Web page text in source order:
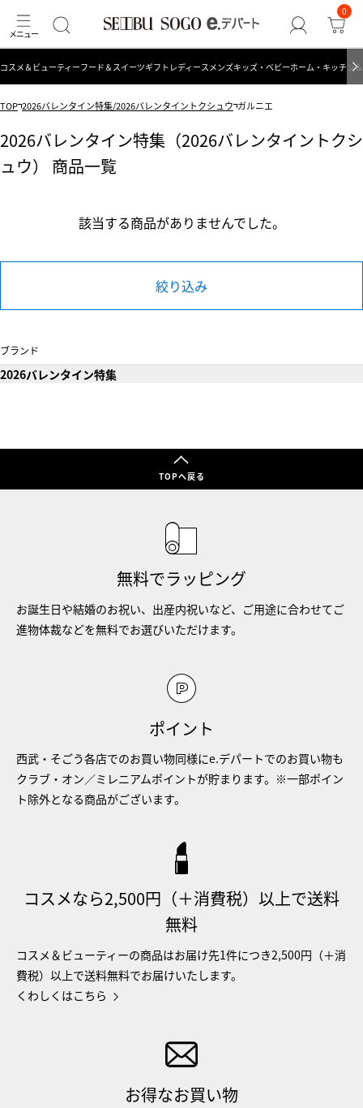
0
コスメ＆ビューティーフード＆スイーツギフト レディース メンズキッズ・ベビーホーム・キッチン
TOP 2026バレンタイン特集/2026バレンタイントクシュウ ガルニエ
2026バレンタイン特集（2026バレンタイントクシ
ュウ） 商品一覧
該当する商品がありませんでした。
絞り込み
ブランド
2026バレンタイン特集
TOPへ戻る
無料でラッピング
お誕生日や結婚のお祝い、出産内祝いなど、ご用途に合わせてご
進物体裁などを無料でお選びいただけます。
ポイント
西武・そごう各店でのお買い物同様にe.デパートでのお買い物も
クラブ・オン／ミレニアムポイントが貯まります。※一部ポイン
ト除外となる商品がございます。
コスメなら2,500円（＋消費税）以上で送料
無料
コスメ＆ビューティーの商品はお届け先1件につき2,500円（＋消
費税）以上で送料無料でお届けいたします。
くわしくはこちら
お得なお買い物